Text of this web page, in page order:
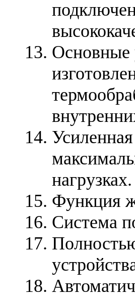
Основные
нагрузках.
Функция
Система